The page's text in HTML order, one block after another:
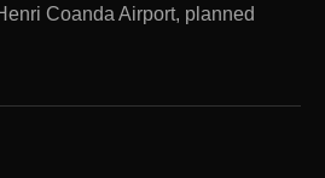
Coanda Airport, planned